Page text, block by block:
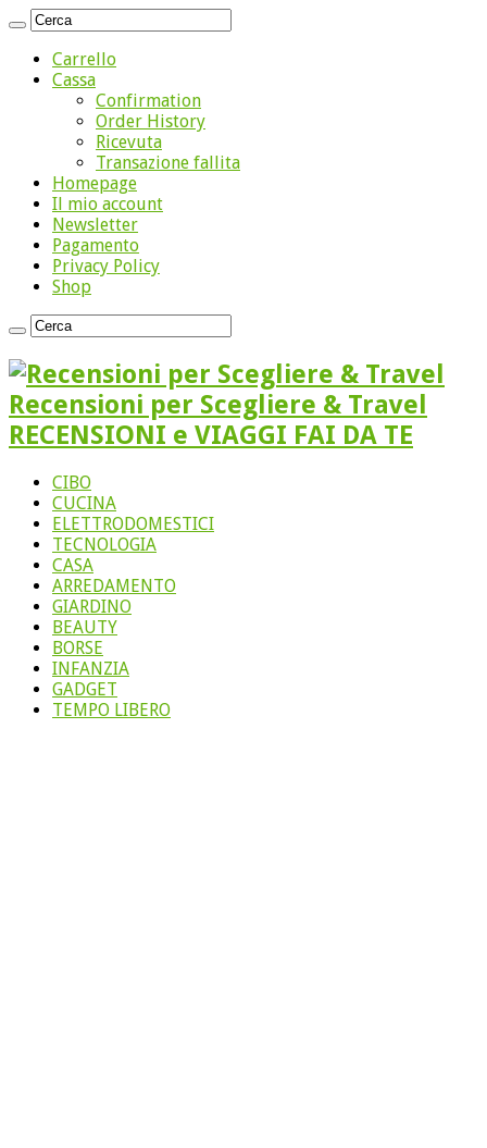
Carrello
Cassa
Confirmation
Order History
Ricevuta
Transazione fallita
Homepage
Il mio account
Newsletter
Pagamento
Privacy Policy
Shop
Recensioni per Scegliere & Travel
RECENSIONI e VIAGGI FAI DA TE
CIBO
CUCINA
ELETTRODOMESTICI
TECNOLOGIA
CASA
ARREDAMENTO
GIARDINO
BEAUTY
BORSE
INFANZIA
GADGET
TEMPO LIBERO